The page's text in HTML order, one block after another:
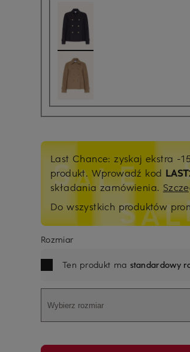
Last Chance: zyskaj ekstra -
produkt. Wprowadź kod
składania zamówienia.
Do wszystkich produktów
Rozmiar
Ten produkt ma standardowy
Wybierz rozmiar